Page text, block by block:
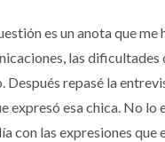
es un anota que
las dificultades
Después repasé la
expresó esa chica. No lo
con las expresiones